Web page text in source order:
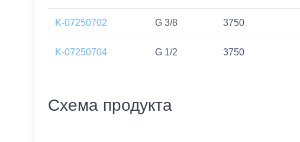
K-07250702 G 3/8 3750
K-07250704 G 1/2 3750
Схема продукта